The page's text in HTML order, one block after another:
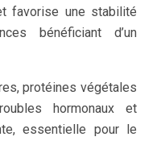
favorise une stabilité
bénéficiant d’un
protéines végétales
hormonaux et
essentielle pour le